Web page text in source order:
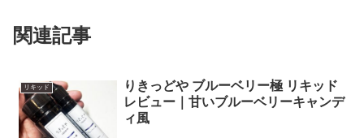
関連記事
リキッド
りきっどや ブルーベリー極 リキッド
レビュー｜甘いブルーベリーキャンデ
ィ風